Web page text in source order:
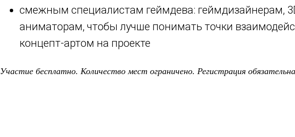
смежным специалистам геймдева: геймдизайнерам,
аниматорам, чтобы лучше понимать точки
концепт-артом на проекте
Участие бесплатно. Количество мест ограничено. Регистрация